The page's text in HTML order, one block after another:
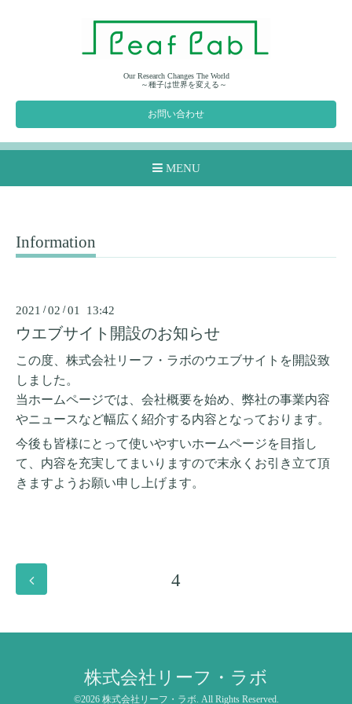
Our Research Changes The World
～種子は世界を変える～
お問い合わせ
MENU
Information
2021 /02 /01 13:42
ウエブサイト開設のお知らせ
この度、株式会社リーフ・ラボのウエブサイトを開設致
しました。
当ホームページでは、会社概要を始め、弊社の事業内容
やニュースなど幅広く紹介する内容となっております。
今後も皆様にとって使いやすいホームページを目指し
て、内容を充実してまいりますので末永くお引き立て頂
きますようお願い申し上げます。
4
株式会社リーフ・ラボ
©2026 株式会社リーフ・ラボ . All Rights Reserved.